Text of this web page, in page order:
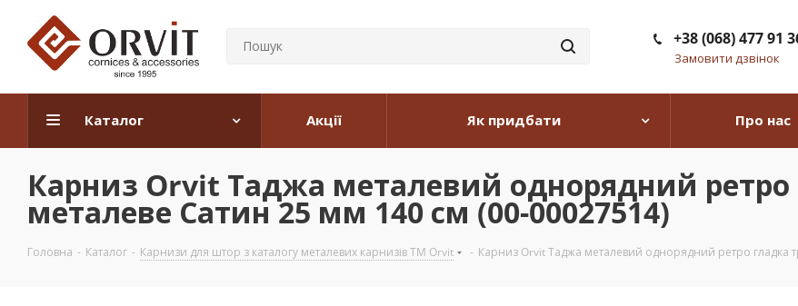
+38 (068) 477 91
Замовити дзвінок
Каталог Акції Як придбати Про нас
Карниз Orvit Таджа металевий однорядний ретро
металеве Сатин 25 мм 140 см (00-00027514)
Головна - Каталог - Карнизи для штор з каталогу металевих карнизів TM Orvit - Карниз Orvit Таджа металевий однорядний ретро гладка